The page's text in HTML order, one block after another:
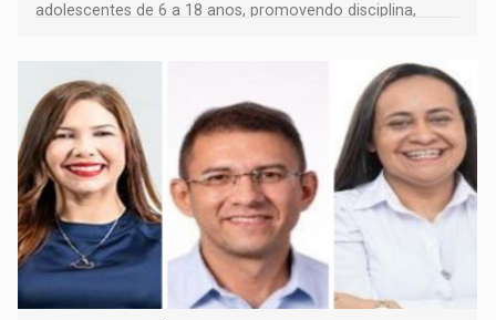
adolescentes de 6 a 18 anos, promovendo disciplina,